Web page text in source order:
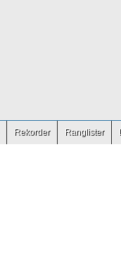
Rekorder Ranglister